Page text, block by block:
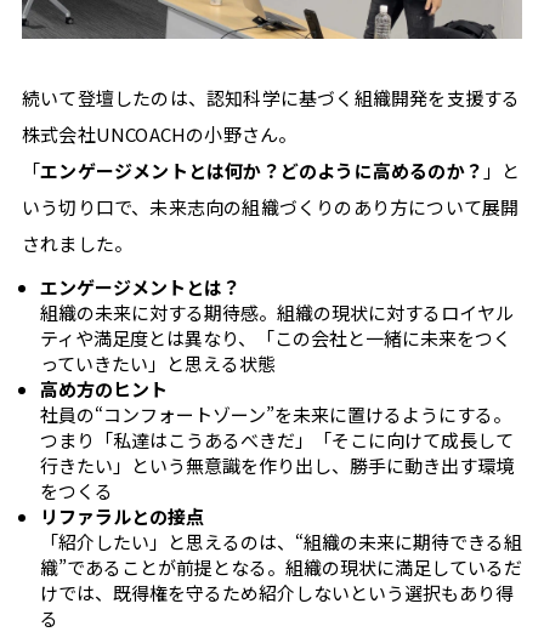
#
ル
#
学
自
分
ら
し
く
続いて登壇したのは、認知科学に基づく組織開発を支援する
株式会社UNCOACHの小野さん。
「エンゲージメントとは何か？どのように高めるのか？ 」と
いう切り口で、未来志向の組織づくりのあり方について展開
されました。
エンゲージメントとは？
組織の未来に対する期待感。組織の現状に対するロイヤル
ティや満足度とは異なり、「この会社と一緒に未来をつく
っていきたい」と思える状態
高め方のヒント
社員の“コンフォートゾーン”を未来に置けるようにする。
つまり「私達はこうあるべきだ」「そこに向けて成長して
行きたい」という無意識を作り出し、勝手に動き出す環境
をつくる
リファラルとの接点
「紹介したい」と思えるのは、“組織の未来に期待できる組
織”であることが前提となる。組織の現状に満足しているだ
けでは、既得権を守るため紹介しないという選択もあり得
る